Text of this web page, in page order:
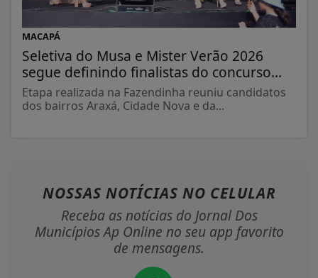
MACAPÁ
Seletiva do Musa e Mister Verão 2026
segue definindo finalistas do concurso...
Etapa realizada na Fazendinha reuniu candidatos
dos bairros Araxá, Cidade Nova e da...
NOSSAS NOTÍCIAS NO CELULAR
Receba as notícias do Jornal Dos
Municípios Ap Online no seu app favorito
de mensagens.